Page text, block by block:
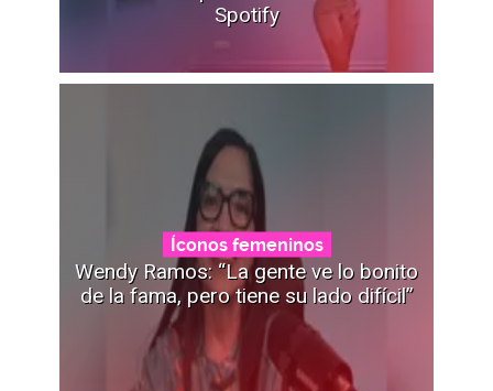
Spotify
Íconos femeninos
Wendy Ramos: “La gente ve lo bonito
de la fama, pero tiene su lado difícil”